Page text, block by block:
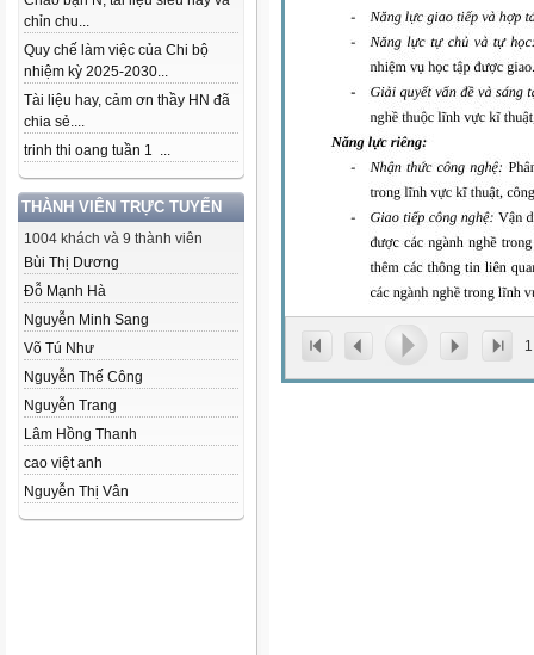
chỉn chu...
Quy chế làm việc của Chi bộ
nhiệm kỳ 2025-2030...
Tài liệu hay, cảm ơn thầy HN đã
chia sẻ....
trinh thi oang tuần 1 ...
THÀNH VIÊN TRỰC TUYẾN
1004 khách và 9 thành viên
Bùi Thị Dương
Đỗ Mạnh Hà
Nguyễn Minh Sang
Võ Tú Như
Nguyễn Thế Công
Nguyễn Trang
Lâm Hồng Thanh
cao việt anh
Nguyễn Thị Vân
1